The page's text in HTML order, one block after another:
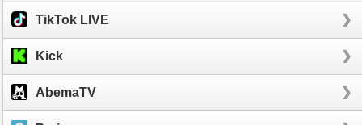
TikTok LIVE
Kick
AbemaTV